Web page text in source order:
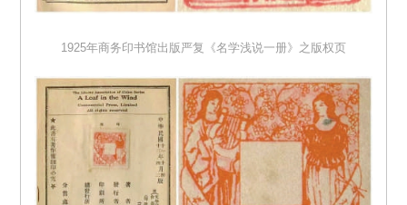
1925年商务印书馆出版严复《名学浅说一册》之版权页